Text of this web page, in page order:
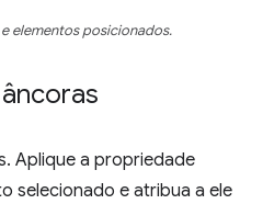
elementos posicionados.
Aplique a propriedade
selecionado e atribua a ele